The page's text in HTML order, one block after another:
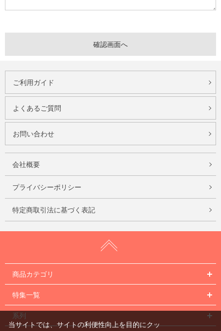
ご利用ガイド
よくあるご質問
お問い合わせ
会社概要
プライバシーポリシー
特定商取引法に基づく表記
商品カテゴリ
特集一覧
系列
当サイトでは、サイトの利便性向上を目的にクッ